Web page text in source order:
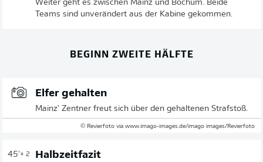
Weiter geht es zwischen Mainz und Bochum. Beide
Teams sind unverändert aus der Kabine gekommen.
BEGINN ZWEITE HÄLFTE
Elfer gehalten
Mainz' Zentner freut sich über den gehaltenen Strafstoß.
© Revierfoto via www.imago-images.de/imago images/Revierfoto
45'+ 2 Halbzeitfazit